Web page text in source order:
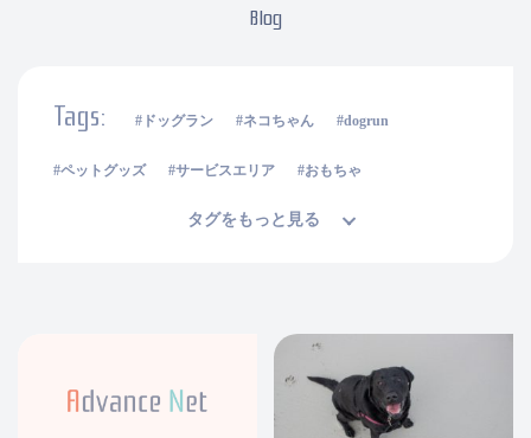
Blog
Tags: ドッグラン ネコちゃん dogrun
ペットグッズ サービスエリア おもちゃ
タグをもっと見る